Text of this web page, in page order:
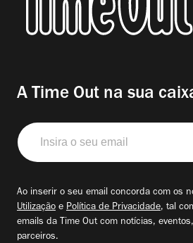
A Time Out na sua
Insira
o
seu
Ao inserir o seu email concorda com os
Utilização e Política de Privacidade, tal
emails da Time Out com notícias,
parceiros.